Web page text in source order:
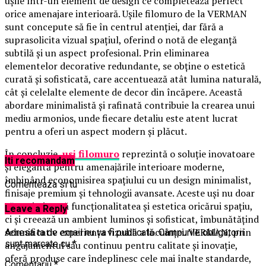
orice amenajare interioară. Ușile filomuro de la VERMAN
sunt concepute să fie în centrul atenției, dar fără a
suprasolicita vizual spațiul, oferind o notă de eleganță
subtilă și un aspect profesional. Prin eliminarea
elementelor decorative redundante, se obține o estetică
curată și sofisticată, care accentuează atât lumina naturală,
cât și celelalte elemente de decor din încăpere. Această
abordare minimalistă și rafinată contribuie la crearea unui
mediu armonios, unde fiecare detaliu este atent lucrat
pentru a oferi un aspect modern și plăcut.
În concluzie,usi filomuro reprezintă o soluție inovatoare
și elegantă pentru amenajările interioare moderne,
îmbinând economisirea spațiului cu un design minimalist,
finisaje premium și tehnologii avansate. Aceste uși nu doar
că optimizează funcționalitatea și estetica oricărui spațiu,
ci și creează un ambient luminos și sofisticat, îmbunătățind
semnificativ experiența vizuală a locuinței. VERMAN, prin
angajamentul său continuu pentru calitate și inovație,
oferă produse care îndeplinesc cele mai înalte standarde,
Iti recomandam
Comenteaza si tu
Leave a Reply
Adresa ta de email nu va fi publicată. Câmpurile obligatorii
sunt marcate cu*